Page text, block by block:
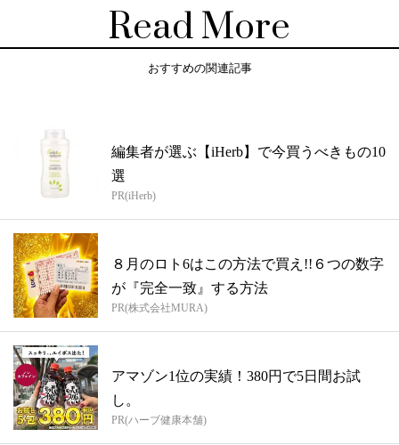
Read More
おすすめの関連記事
編集者が選ぶ【iHerb】で今買うべきもの10
選
PR(iHerb)
８月のロト6はこの方法で買え!!６つの数字
が『完全一致』する方法
PR(株式会社MURA)
アマゾン1位の実績！380円で5日間お試
し。
PR(ハーブ健康本舗)